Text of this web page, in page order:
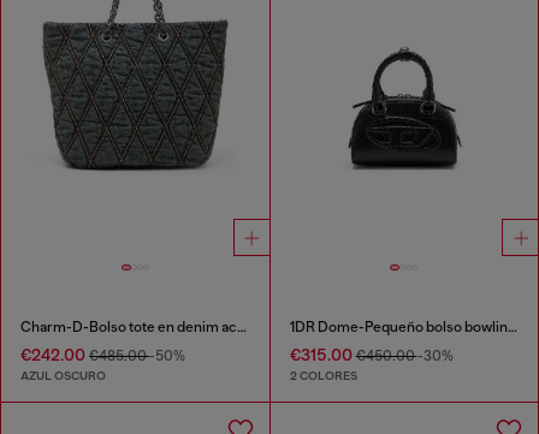
Charm-D-Bolso tote en denim acolchado
€242.00 €485.00-50%
AZUL OSCURO
1DR Dome-Pequeño bolso bowling en piel efecto serpiente
€315.00€450.00-30%
2 COLORES